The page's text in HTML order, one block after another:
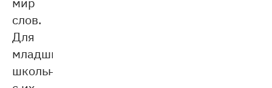
слов.
Для
младших
школьников,